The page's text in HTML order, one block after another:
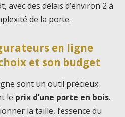
avec des délais d’environ 2 à
de la porte.
en ligne
et son budget
sont un outil précieux
le prix d’une porte en bois.
la taille, l’essence du